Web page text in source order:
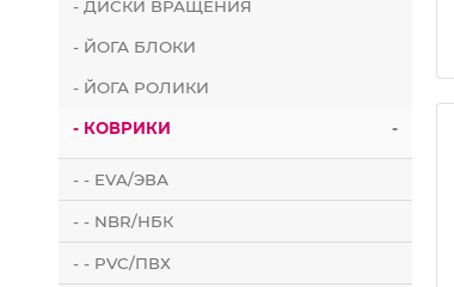
- ДИСКИ ВРАЩЕНИЯ
- ЙОГА БЛОКИ
- ЙОГА РОЛИКИ
- КОВРИКИ -
- - EVA/ЭВА
- - NBR/НБК
- - PVC/ПВХ